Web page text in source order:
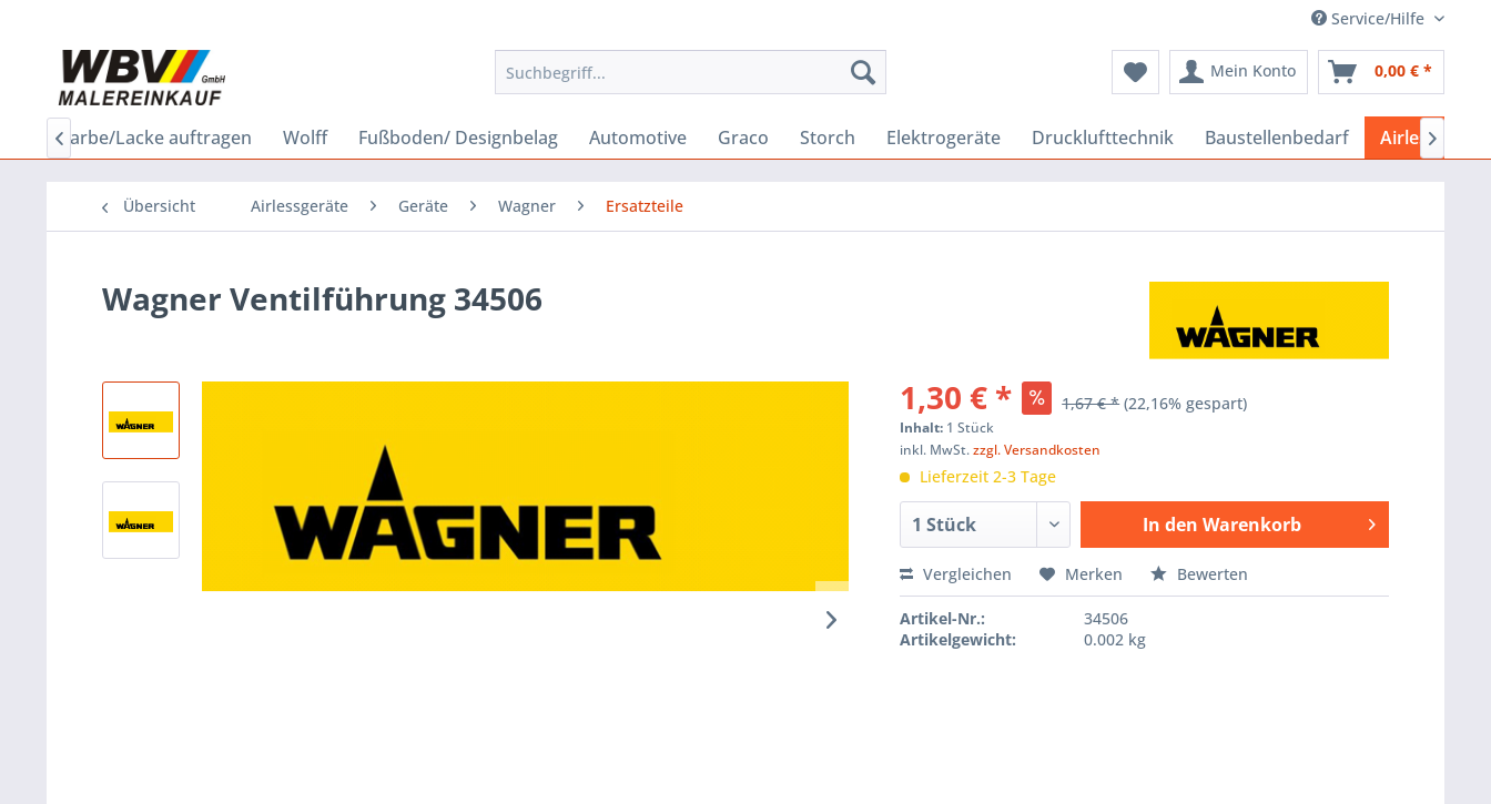
Service/Hilfe
Mein Konto 0,00 € *
Farbe/Lacke auftragen Wolff Fußboden/ Designbelag Automotive Graco Storch Elektrogeräte Drucklufttechnik Baustellenbedarf Airlessgeräte
 
Übersicht Airlessgeräte Geräte Wagner Ersatzteile
Wagner Ventilführung 34506
1,30 € * 1,67 € * (22,16% gespart)
Inhalt: 1 Stück
inkl. MwSt.zzgl. Versandkosten
Lieferzeit 2-3 Tage
In den Warenkorb
Hinzugefügt
Vergleichen Merken Bewerten
Artikel-Nr.:
34506
Artikelgewicht:
0.002 kg